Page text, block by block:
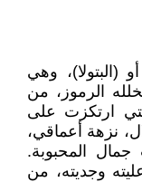
(البتولا)، وهي
الرموز، من
ارتكزت على
نزهة أعماقي،
المحبوبة.
وجديته، من